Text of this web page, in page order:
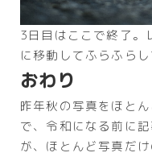
3日目はここで終了。
に移動してふらふらし
おわり
昨年秋の写真をほと
で、令和になる前に
が、ほとんど写真だ